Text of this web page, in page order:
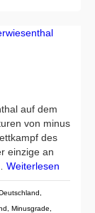
auf dem
von minus
des
einzige an
Weiterlesen
Minusgrade